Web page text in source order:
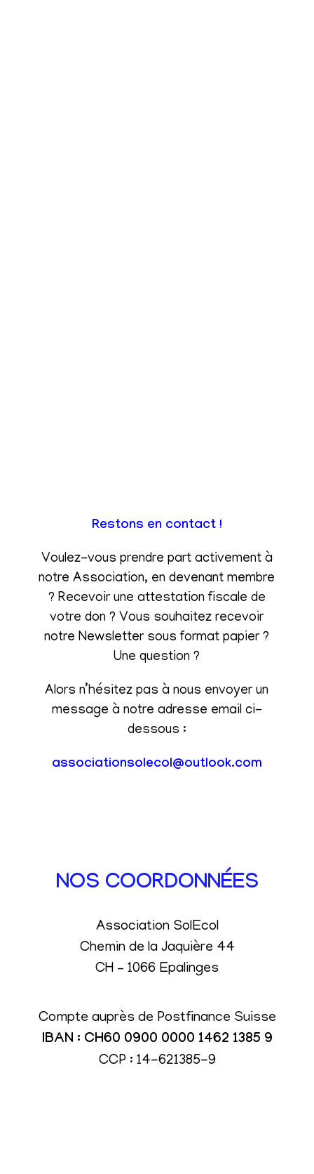
Restons en contact !
Voulez-vous prendre part activement à
notre Association, en devenant membre
? Recevoir une attestation fiscale de
votre don ? Vous souhaitez recevoir
notre Newsletter sous format papier ?
Une question ?
Alors n’hésitez pas à nous envoyer un
message à notre adresse email ci-
dessous :
associationsolecol@outlook.com
NOS COORDONNÉES
Association SolEcol
Chemin de la Jaquière 44
CH – 1066 Epalinges
Compte auprès de Postfinance Suisse
IBAN : CH60 0900 0000 1462 1385 9
CCP : 14-621385-9